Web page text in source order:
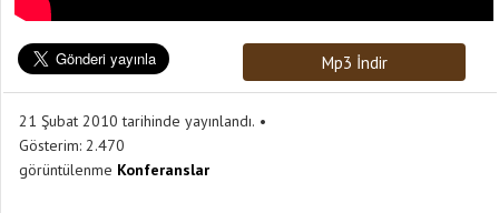
Mp3 İndir
21 Şubat 2010 tarihinde yayınlandı.
Gösterim: 2.470
görüntülenme Konferanslar